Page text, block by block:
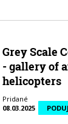
Grey Scale
- gallery of
helicopters
Pridané
08.03.2025